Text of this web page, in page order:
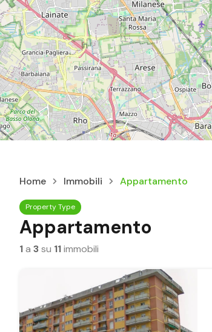
Home Immobili Appartamento
Property Type
Appartamento
1a 3su 11immobili